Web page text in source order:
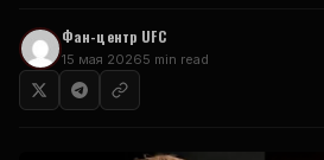
Фан-центр UFC
15 мая 20265 min read